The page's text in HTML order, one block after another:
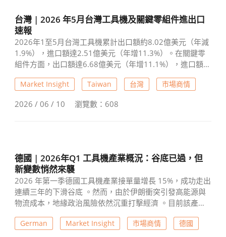
台灣 | 2026 年5月台灣工具機及關鍵零組件進出口
速報
2026年1至5月台灣工具機累計出口額約8.02億美元（年減
1.9%），進口額達2.51億美元（年增11.3%）。在關鍵零
組件方面，出口額達6.68億美元（年增11.1%），進口額約
主要出口市場均以中國（含香港）及美國為主，進口則以
修正，但進口需求與關鍵零組件雙向貿易均呈現顯著成
Market Insight Taiwan 台灣 市場商情
2026 / 06 / 10 瀏覽數：608
德國 | 2026年Q1 工具機產業概況：谷底已過，但
新變數悄然來襲
2026 年第一季德國工具機產業接單量增長 15%，成功走出
連續三年的下滑谷底 。然而，由於伊朗衝突引發高能源與
物流成本，地緣政治風險依然沉重打擊經濟 。目前該產業
深 ，美國則逆勢成長 8% 。整體而言，本土投資動能依舊
German Market Insight 市場商情 德國